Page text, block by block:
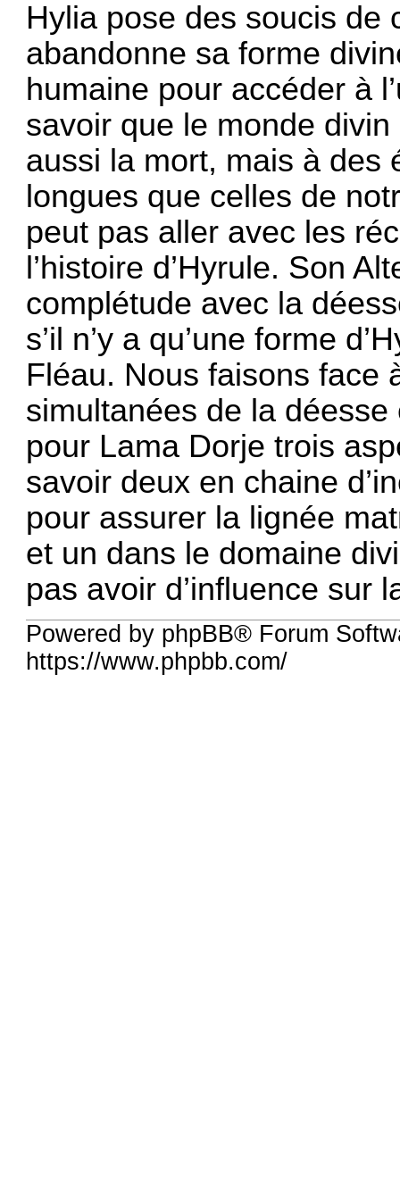
Hylia pose des soucis de
abandonne sa forme
humaine pour accéder à
savoir que le monde
aussi la mort, mais à des
longues que celles de
peut pas aller avec les
l’histoire d’Hyrule. Son
complétude avec la
s’il n’y a qu’une forme
Fléau. Nous faisons face
simultanées de la
pour Lama Dorje trois
savoir deux en chaine
pour assurer la lignée
et un dans le domaine
pas avoir d’influence sur
Powered by phpBB® Forum
https://www.phpbb.com/